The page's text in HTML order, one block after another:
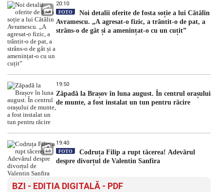
20:10
FOTO
Noi detalii oferite de fosta soție a lui Cătălin
Avramescu. „A agresat-o fizic, a trântit-o de pat, a
strâns-o de gât și a amenințat-o cu un cuțit”
19:50
Zăpadă la Brașov în luna august. În centrul orașului
de munte, a fost instalat un tun pentru răcire
19:40
FOTO
Codruța Filip a rupt tăcerea! Adevărul
despre divorțul de Valentin Sanfira
BZI - EDITIA DIGITALĂ - PDF